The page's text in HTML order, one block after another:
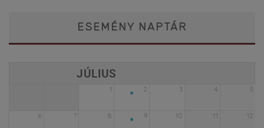
ESEMÉNY NAPTÁR
1 2
• 3 4 5
6 7 8 9
• 10 11 12